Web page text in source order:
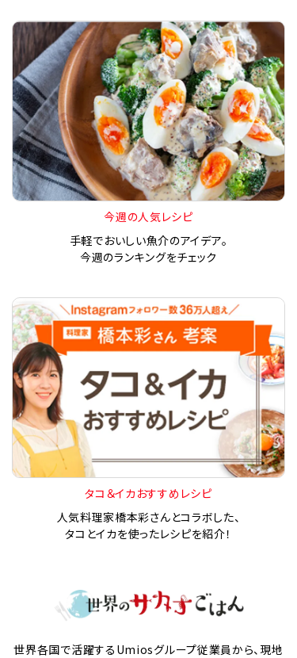
今週の人気レシピ
手軽でおいしい魚介のアイデア。
今週のランキングをチェック
タコ＆イカおすすめレシピ
人気料理家橋本彩さんとコラボした、
タコとイカを使ったレシピを紹介！
世界各国で活躍するUmiosグループ従業員から、現地